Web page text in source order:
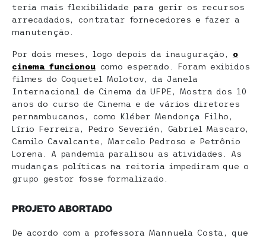
teria mais flexibilidade para gerir os recursos
arrecadados, contratar fornecedores e fazer a
manutenção.
Por dois meses, logo depois da inauguração, o
cinema funcionoucomo esperado. Foram exibidos
filmes do Coquetel Molotov, da Janela
Internacional de Cinema da UFPE, Mostra dos 10
anos do curso de Cinema e de vários diretores
pernambucanos, como Kléber Mendonça Filho,
Lírio Ferreira, Pedro Severién, Gabriel Mascaro,
Camilo Cavalcante, Marcelo Pedroso e Petrônio
Lorena. A pandemia paralisou as atividades. As
mudanças políticas na reitoria impediram que o
grupo gestor fosse formalizado.
PROJETO ABORTADO
De acordo com a professora Mannuela Costa, que